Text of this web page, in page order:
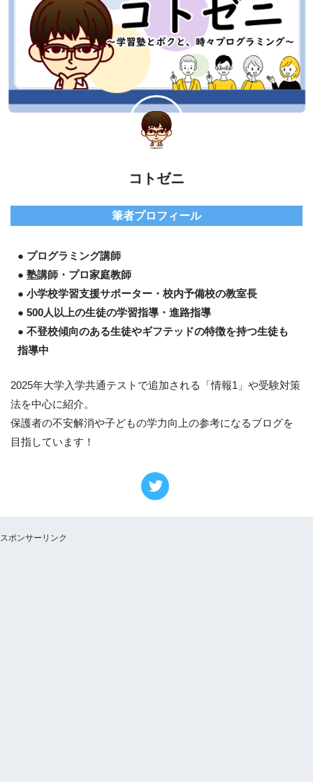
コトゼニ
筆者プロフィール
● プログラミング講師
● 塾講師・プロ家庭教師
● 小学校学習支援サポーター・校内予備校の教室長
● 500人以上の生徒の学習指導・進路指導
● 不登校傾向のある生徒やギフテッドの特徴を持つ生徒も
指導中
2025年大学入学共通テストで追加される「情報1」や受験対策
法を中心に紹介。
保護者の不安解消や子どもの学力向上の参考になるブログを
目指しています！
スポンサーリンク